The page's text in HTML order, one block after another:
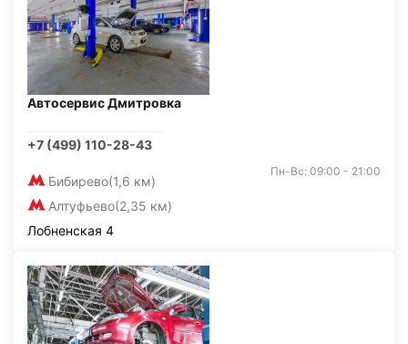
Автосервис Дмитровка
+7 (499) 110-28-43
Бибирево(1,6 км)
Алтуфьево(2,35 км)
Пн-Вс: 09:00 - 21:00
Лобненская 4